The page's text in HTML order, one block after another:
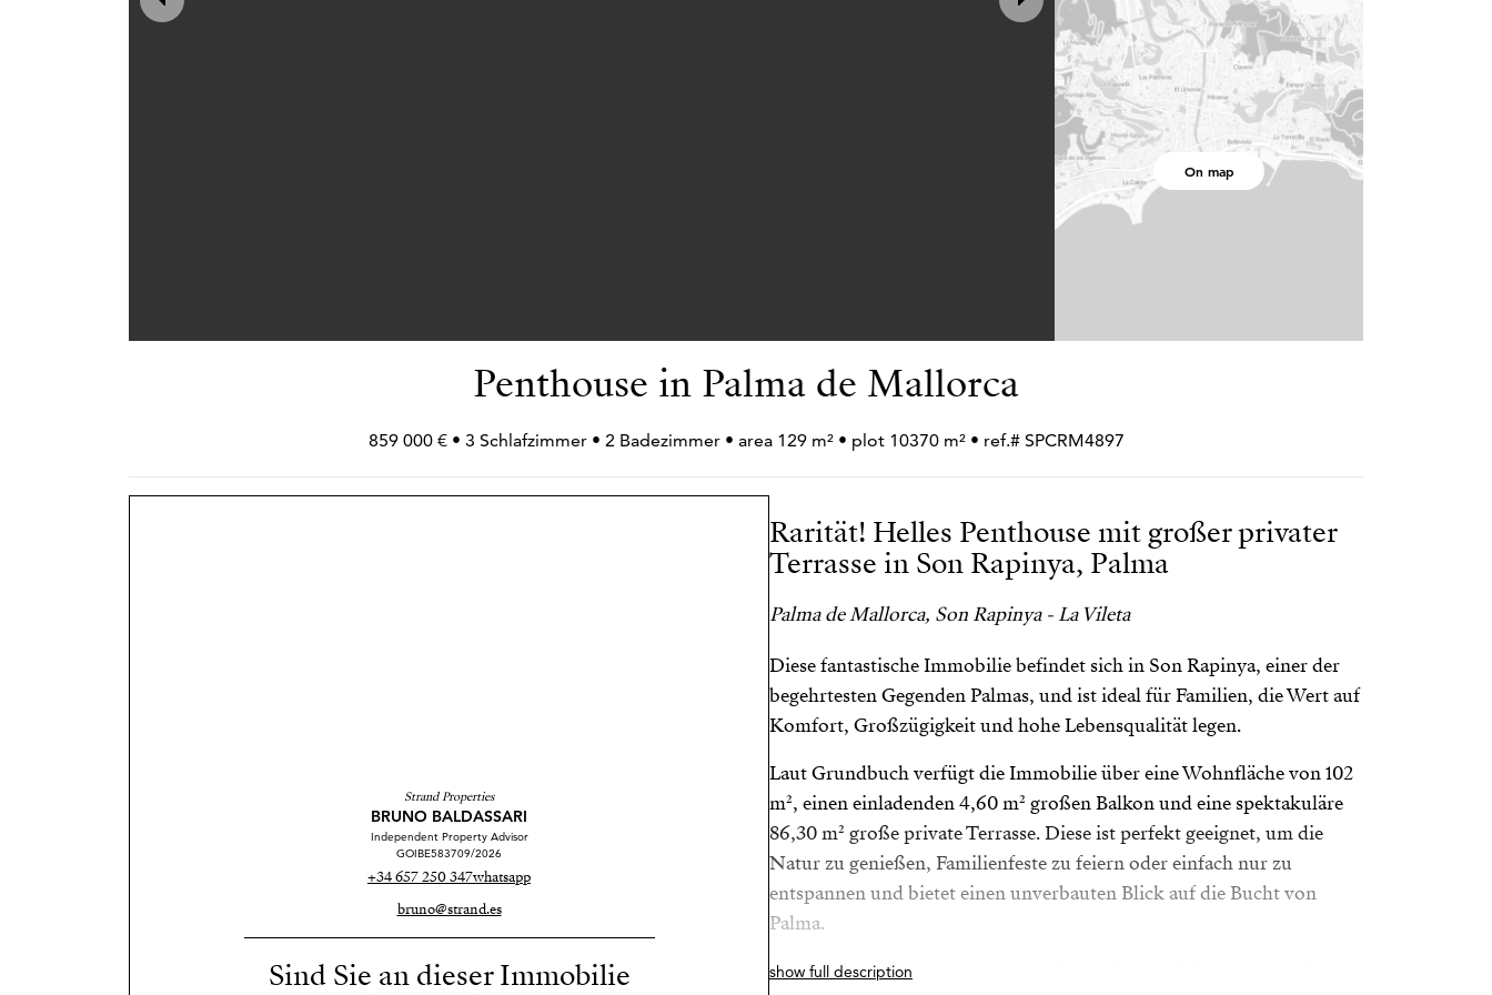
On map
Penthouse in Palma de Mallorca
859 000 € • 3 Schlafzimmer • 2 Badezimmer • area 129 m² • plot 10370 m² • ref.# SPCRM4897
Strand Properties
BRUNO BALDASSARI
Independent Property Advisor
GOIBE583709/2026
+34 657 250 347whatsapp
bruno@strand.es
Sind Sie an dieser Immobilie
Rarität! Helles Penthouse mit großer privater
Terrasse in Son Rapinya, Palma
Palma de Mallorca, Son Rapinya - La Vileta
Diese fantastische Immobilie befindet sich in Son Rapinya, einer der
begehrtesten Gegenden Palmas, und ist ideal für Familien, die Wert auf
Komfort, Großzügigkeit und hohe Lebensqualität legen.
Laut Grundbuch verfügt die Immobilie über eine Wohnfläche von 102
m², einen einladenden 4,60 m² großen Balkon und eine spektakuläre
86,30 m² große private Terrasse. Diese ist perfekt geeignet, um die
Natur zu genießen, Familienfeste zu feiern oder einfach nur zu
entspannen und bietet einen unverbauten Blick auf die Bucht von
Palma.
Das Penthouse ist optimal aufgeteilt mit drei Schlafzimmern und zwei
show full description